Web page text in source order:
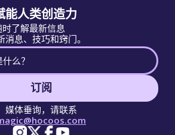
能人类创造力
了解最新信息
息、技巧和窍门。
订阅
媒体垂询，请联系